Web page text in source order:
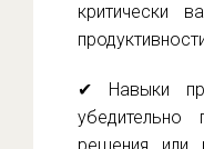
критически
✔ Навыки
убедительно